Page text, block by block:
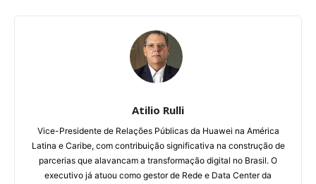
Atilio Rulli
Vice-Presidente de Relações Públicas da Huawei na América
Latina e Caribe, com contribuição significativa na construção de
parcerias que alavancam a transformação digital no Brasil. O
executivo já atuou como gestor de Rede e Data Center da